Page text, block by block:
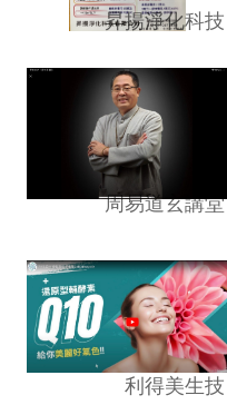
昇揚淨化科技
周易道玄講堂
利得美生技